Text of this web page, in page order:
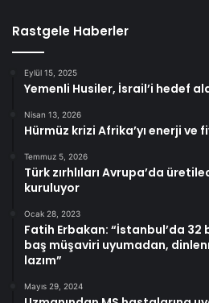
Rastgele Haberler
Eylül 15, 2025
Yemenli Husiler, İsrail’i hedef
Nisan 13, 2026
Hürmüz krizi Afrika’yı enerji ve
Temmuz 5, 2026
Türk zırhlıları Avrupa’da
kuruluyor
Ocak 28, 2023
Fatih Erbakan: “İstanbul’da 32
baş müşaviri uyumadan,
lazım”
Mayıs 29, 2024